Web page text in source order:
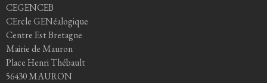
CEGENCEB
CErcle GENéalogique
Centre Est Bretagne
Mairie de Mauron
Place Henri Thébault
56430 MAURON